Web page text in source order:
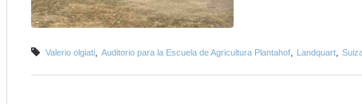
Valerio olgiati Auditorio para la Escuela de Agricultura Plantahof Landquart